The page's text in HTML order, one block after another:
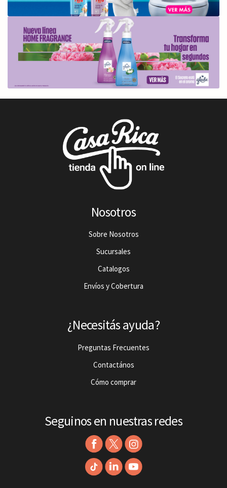
Nosotros
Sobre Nosotros
Sucursales
Catalogos
Envíos y Cobertura
¿Necesitás ayuda?
Preguntas Frecuentes
Contactános
Cómo comprar
Seguinos en nuestras redes